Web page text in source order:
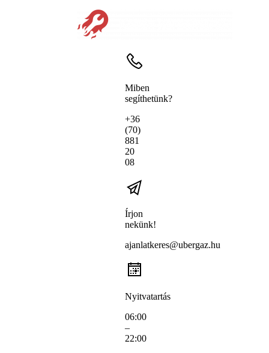
Miben
segíthetünk?
+36
(70)
881
20
08
Írjon
nekünk!
ajanlatkeres@ubergaz.hu
Nyitvatartás
06:00
–
22:00